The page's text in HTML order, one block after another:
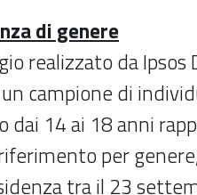
di genere
realizzato da Ipsos
campione di
dai 14 ai 18 anni
per
tra il 23